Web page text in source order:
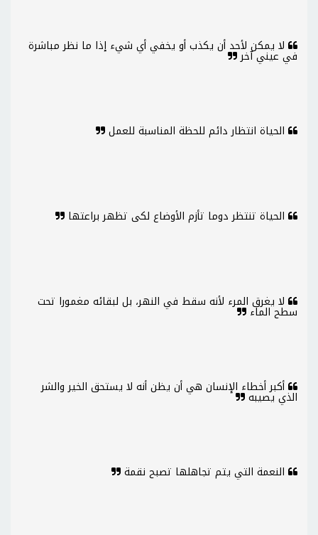
لا يمكن لأحد أن يكذب أو يخفي أي شيء إذا ما نظر مباشرة
في عيني آخر
الحياة انتظار دائم للحظة المناسبة للعمل
الحياة تنتظر دوما تأزم الأوضاع لكى تظهر براعتها
لا يغرق المرء لأنه سقط في النهر، بل لبقائه مغمورا تحت
سطح الماء
أكبر أخطاء الإنسان هي أن يظن أنه لا يستحق الخير والشر
الذي يصيبه
النعمة التي يتم تجاهلها تصبح نقمة